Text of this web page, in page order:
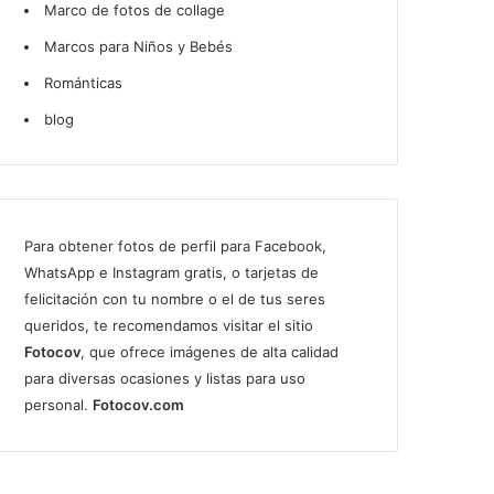
Marco de fotos de collage
Marcos para Niños y Bebés
Románticas
blog
Para obtener fotos de perfil para Facebook,
WhatsApp e Instagram gratis, o tarjetas de
felicitación con tu nombre o el de tus seres
queridos, te recomendamos visitar el sitio
Fotocov, que ofrece imágenes de alta calidad
para diversas ocasiones y listas para uso
personal. Fotocov.com